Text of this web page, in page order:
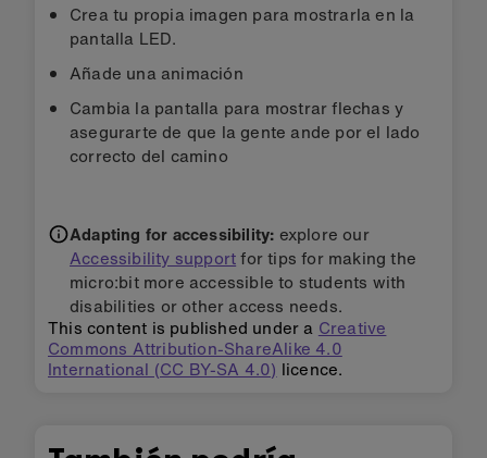
Crea tu propia imagen para mostrarla en la
pantalla LED.
Añade una animación
Cambia la pantalla para mostrar flechas y
asegurarte de que la gente ande por el lado
correcto del camino
Adapting for accessibility: explore our
Accessibility supportfor tips for making the
micro:bit more accessible to students with
disabilities or other access needs.
This content is published under a Creative
Commons Attribution-ShareAlike 4.0
International (CC BY-SA 4.0) licence.